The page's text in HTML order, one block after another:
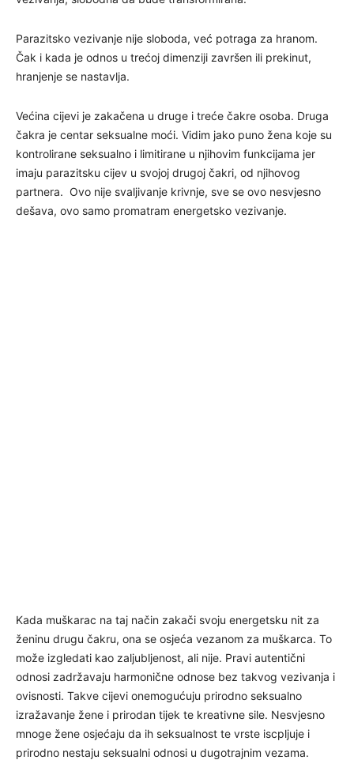
Parazitsko vezivanje nije sloboda, već potraga za hranom.
Čak i kada je odnos u trećoj dimenziji završen ili prekinut,
hranjenje se nastavlja.
Većina cijevi je zakačena u druge i treće čakre osoba. Druga
čakra je centar seksualne moći. Vidim jako puno žena koje su
kontrolirane seksualno i limitirane u njihovim funkcijama jer
imaju parazitsku cijev u svojoj drugoj čakri, od njihovog
partnera. Ovo nije svaljivanje krivnje, sve se ovo nesvjesno
dešava, ovo samo promatram energetsko vezivanje.
Kada muškarac na taj način zakači svoju energetsku nit za
ženinu drugu čakru, ona se osjeća vezanom za muškarca. To
može izgledati kao zaljubljenost, ali nije. Pravi autentični
odnosi zadržavaju harmonične odnose bez takvog vezivanja i
ovisnosti. Takve cijevi onemogućuju prirodno seksualno
izražavanje žene i prirodan tijek te kreativne sile. Nesvjesno
mnoge žene osjećaju da ih seksualnost te vrste iscpljuje i
prirodno nestaju seksualni odnosi u dugotrajnim vezama.